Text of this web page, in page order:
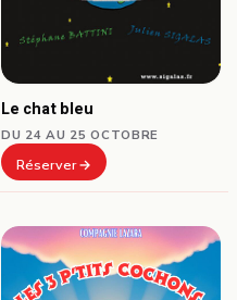
Le chat bleu
DU 24 AU 25 OCTOBRE
Réserver